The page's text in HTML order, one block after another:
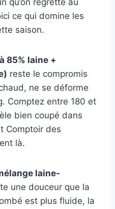
qu’on regrette au
ce qui domine les
saison.
85% laine +
reste le compromis
ne se déforme
Comptez entre 180 et
bien coupé dans
Comptoir des
là.
laine-
une douceur que la
est plus fluide, la